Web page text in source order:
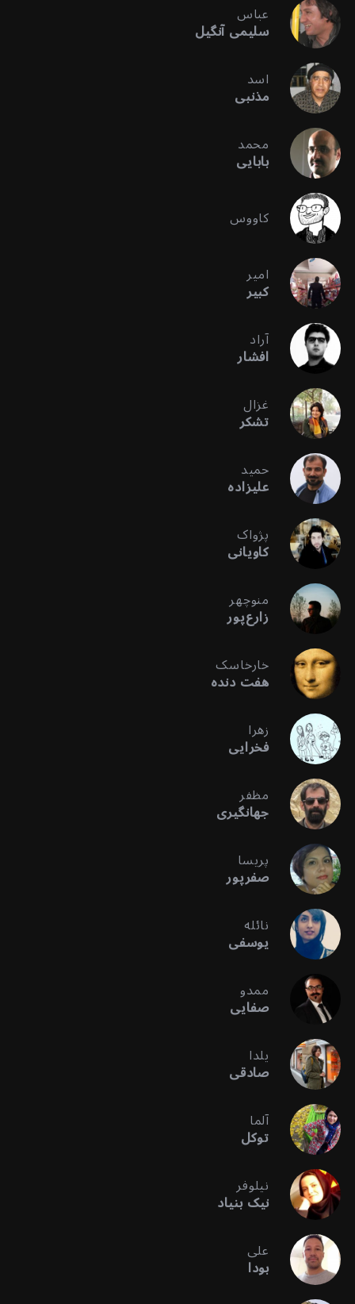
عباس
سلیمی آنگیل
اسد
مذنبی
محمد
بابایی
کاووس
امیر
کبیر
آراد
افشار
غزال
تشکر
حمید
علیزاده
پژواک
کاویانی
منوچهر
زارع‌پور
خارخاسک
هفت دنده
زهرا
فخرایی
مظفر
جهانگیری
پریسا
صفرپور
نائله
یوسفی
ممدو
صفایی
یلدا
صادقی
آلما
توکل
نیلوفر
نیک بنیاد
علی
بودا